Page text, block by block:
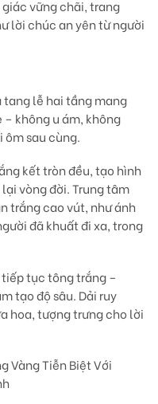
vững chãi, trang
lời chúc an yên từ người
tang lễ hai tầng mang
không u ám, không
ôm sau cùng.
kết tròn đều, tạo hình
vòng đời. Trung tâm
trắng cao vút, như ánh
đã khuất đi xa, trong
tục tông trắng –
tạo độ sâu. Dải ruy
hoa, tượng trưng cho lời
Vàng Tiễn Biệt Với